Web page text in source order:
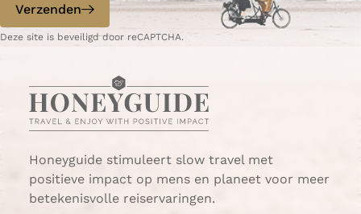
Verzenden
Deze site is beveiligd door reCAPTCHA.
Honeyguide stimuleert slow travel met
positieve impact op mens en planeet voor meer
betekenisvolle reiservaringen.